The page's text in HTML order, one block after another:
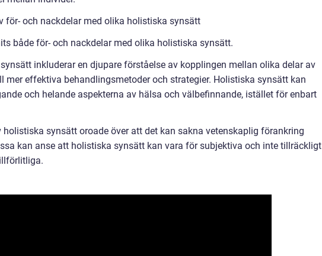
för- och nackdelar med olika holistiska synsätt
både för- och nackdelar med olika holistiska synsätt.
inkluderar en djupare förståelse av kopplingen mellan olika delar av
mer effektiva behandlingsmetoder och strategier. Holistiska synsätt kan
och helande aspekterna av hälsa och välbefinnande, istället för enbart
holistiska synsätt oroade över att det kan sakna vetenskaplig förankring
kan anse att holistiska synsätt kan vara för subjektiva och inte tillräckligt